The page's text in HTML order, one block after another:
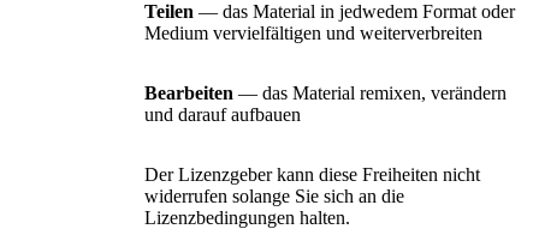
Teilen — das Material in jedwedem Format oder
Medium vervielfältigen und weiterverbreiten
Bearbeiten — das Material remixen, verändern
und darauf aufbauen
Der Lizenzgeber kann diese Freiheiten nicht
widerrufen solange Sie sich an die
Lizenzbedingungen halten.